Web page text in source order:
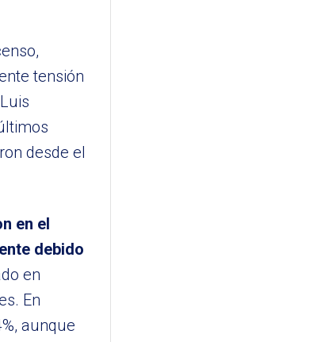
tensión
desde el
en el
debido
en
En
aunque